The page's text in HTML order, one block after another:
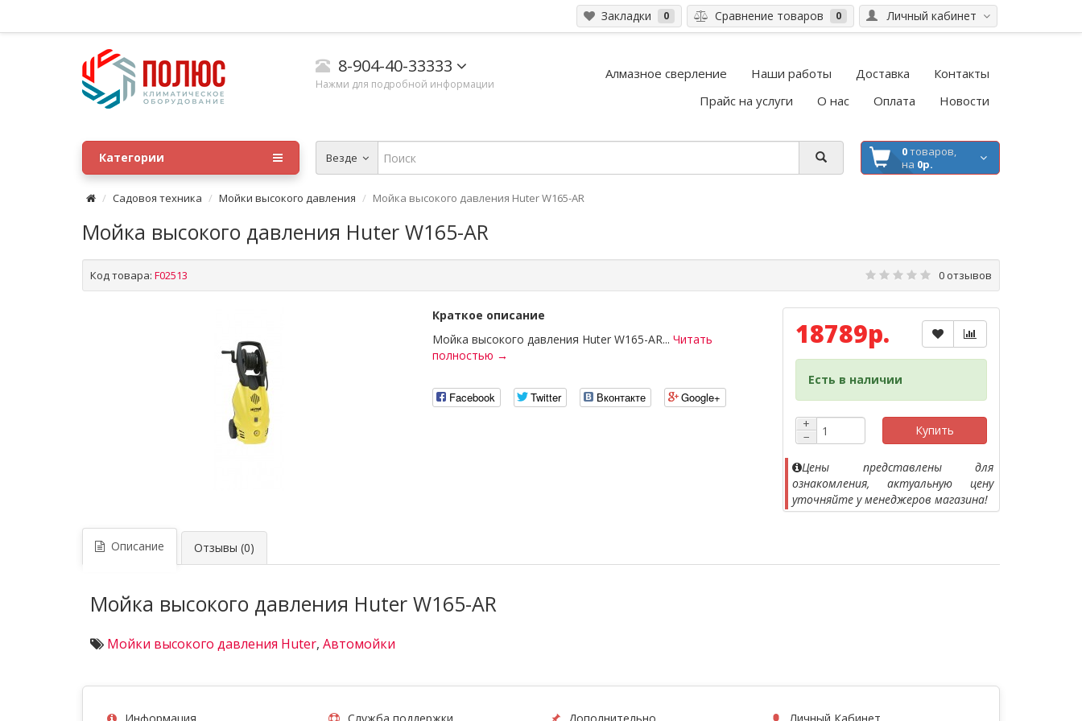
Личный кабинет
Закладки 0 Сравнение товаров 0
8-904-40-33333
Нажми для подробной информации
Алмазное сверление Наши работы Доставка
Контакты
Прайс на услуги
О нас Оплата Новости
Везде 0товаров,
на 0р.
Категории
Садовоя техника Мойки высокого давления Мойка высокого давления Huter W165-AR
Мойка высокого давления Huter W165-AR
Код товара: F02513 0 отзывов
Краткое описание
Мойка высокого давления Huter W165-AR... Читать
полностью →
Facebook Twitter Вконтакте Google+
18789р.
Есть в наличии
+
−
Купить
Цены представлены для
ознакомления, актуальную цену
уточняйте у менеджеров магазина!
Описание Отзывы (0)
Мойка высокого давления Huter W165-AR
Мойки высокого давления Huter, Автомойки